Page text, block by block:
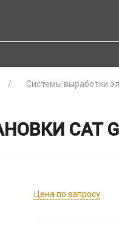
Системы выработки
Цена по запросу